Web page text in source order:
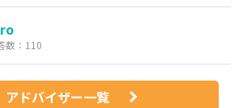
数：110
アドバイザー一覧